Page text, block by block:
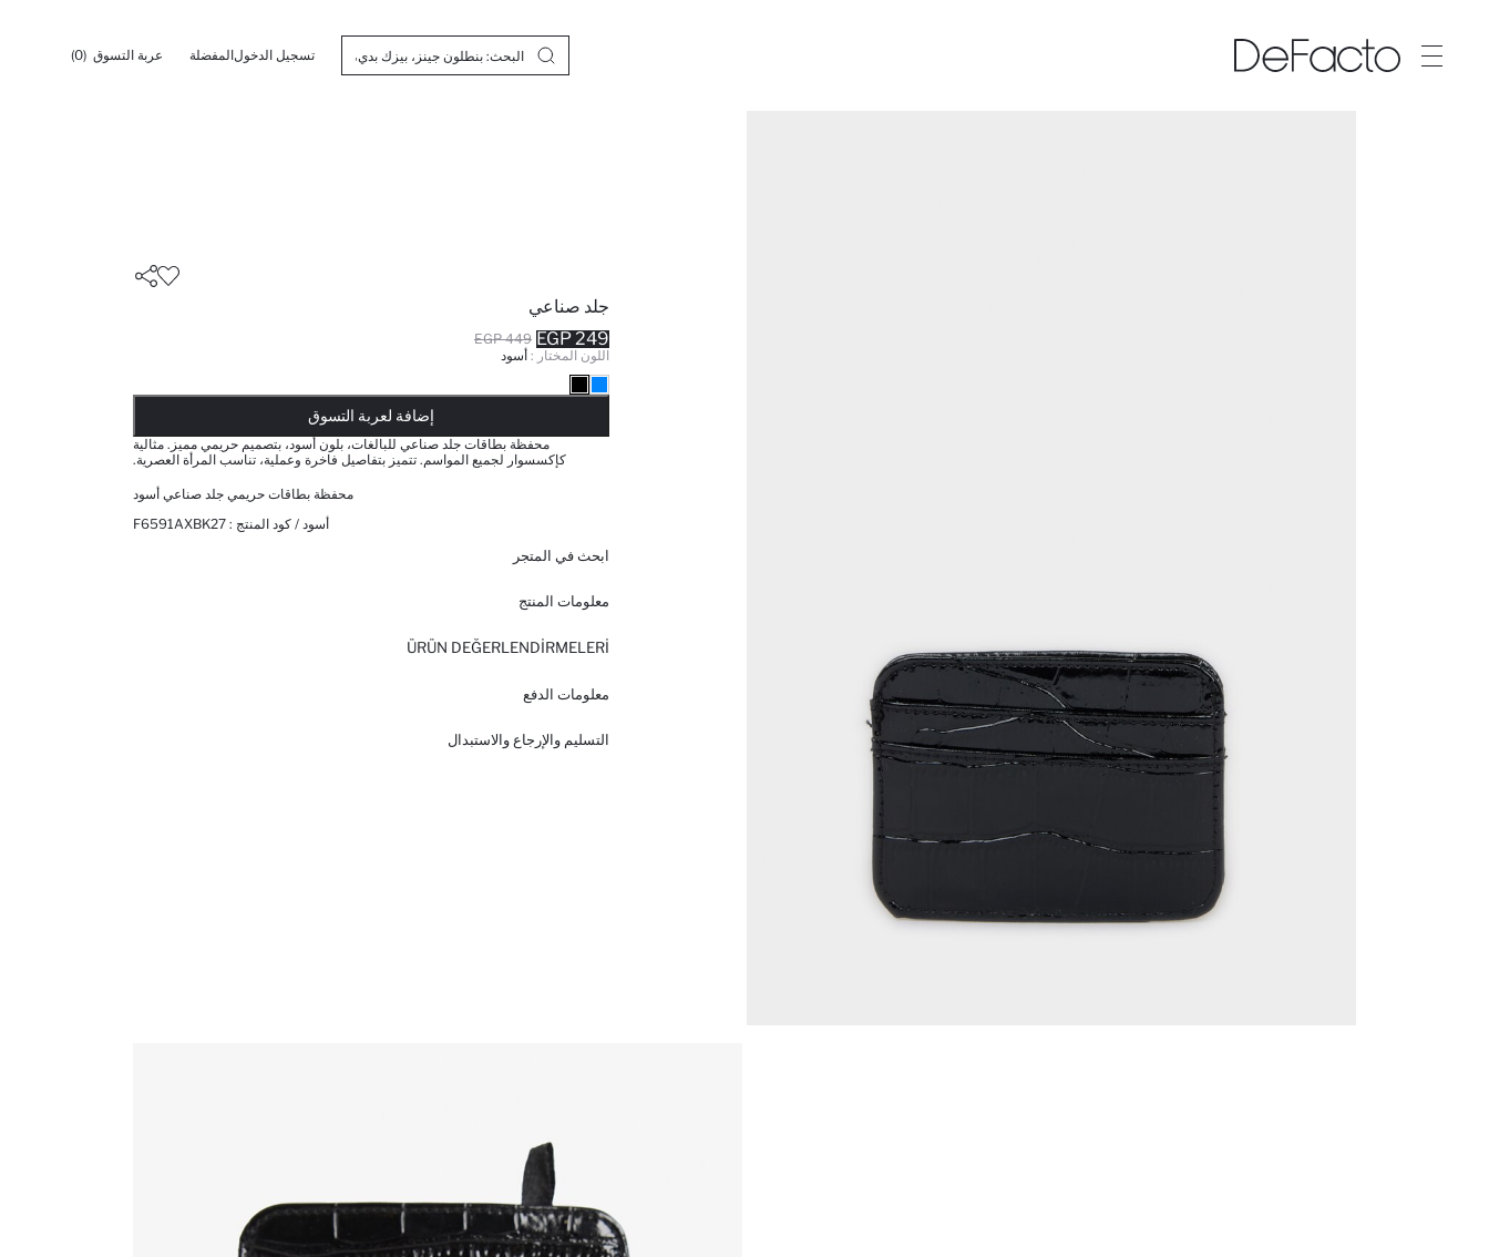
تسجيل الدخولالمفضلة عربة التسوق (0)
جلد صناعي
449 EGP 249 EGP
اللون المختار : أسود
إضافة لعربة التسوق
محفظة بطاقات جلد صناعي للبالغات، بلون أسود، بتصميم حريمي مميز. مثالية
كإكسسوار لجميع المواسم. تتميز بتفاصيل فاخرة وعملية، تناسب المرأة العصرية.
محفظة بطاقات حريمي جلد صناعي أسود
أسود / كود المنتج : F6591AXBK27
ابحث في المتجر
معلومات المنتج
ÜRÜN DEĞERLENDİRMELERİ
معلومات الدفع
التسليم والإرجاع والاستبدال